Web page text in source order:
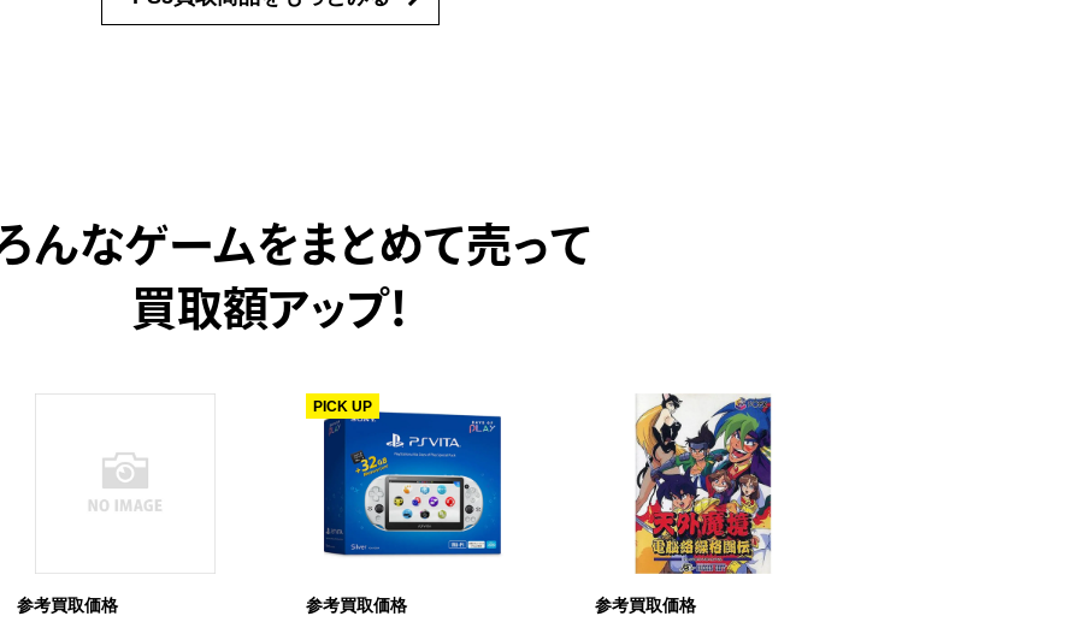
んなゲームをまとめて売って
買取額アップ！
参考買取価格 参考買取価格
PICK UP
参考買取価格